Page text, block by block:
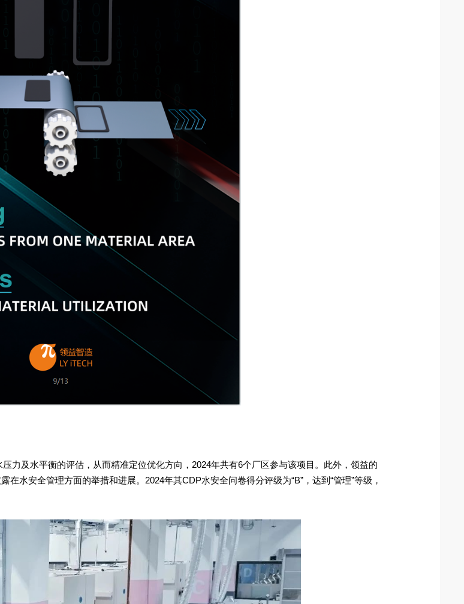
力及水平衡的评估，从而精准定位优化方向，2024年共有6个厂区参与该项目。此外，领益的
水安全管理方面的举措和进展。2024年其CDP水安全问卷得分评级为“B”，达到“管理”等级，